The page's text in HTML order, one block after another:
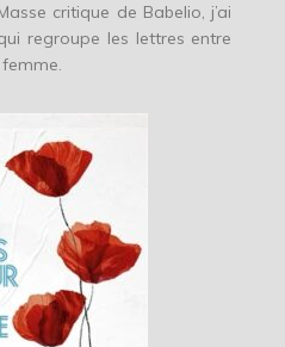
critique de Babelio, j’ai
regroupe les lettres entre